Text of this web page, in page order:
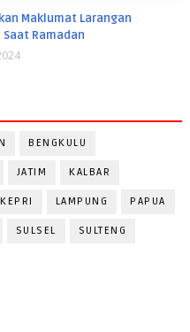
Maklumat Larangan
Ramadan
BENGKULU
JATIM KALBAR
KEPRI LAMPUNG PAPUA
SULSEL SULTENG